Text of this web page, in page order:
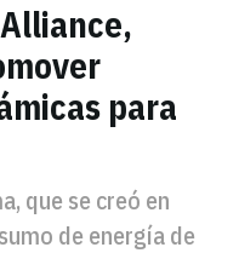
para
que se creó en
de energía de